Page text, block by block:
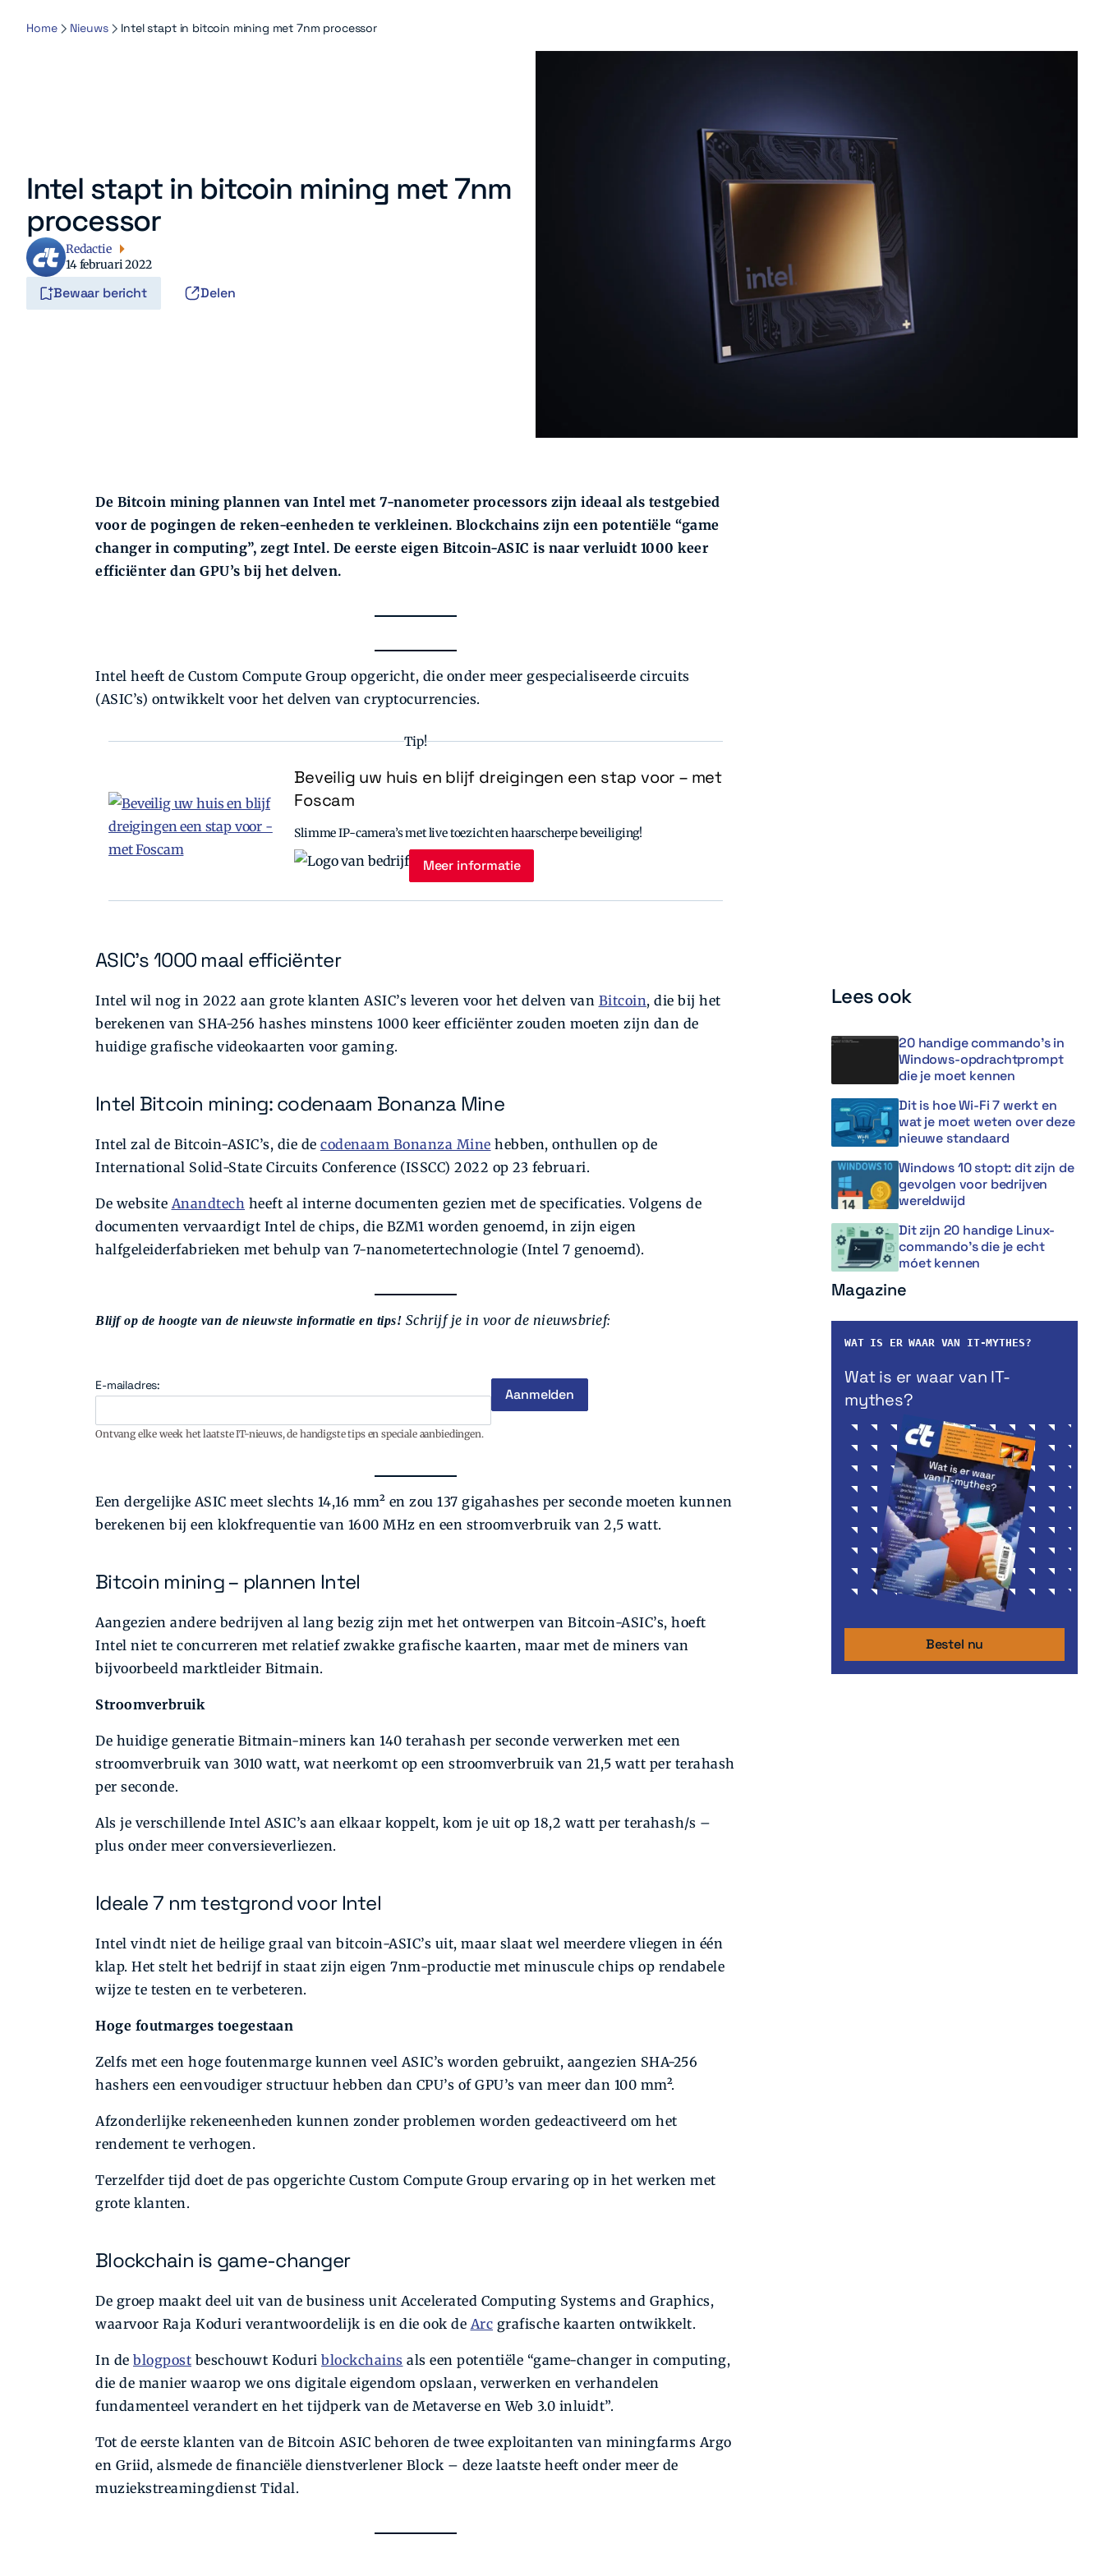
Home Nieuws Intel stapt in bitcoin mining met 7nm processor
Intel stapt in bitcoin mining met 7nm
processor
Redactie
14 februari 2022
Bewaar bericht Delen
De Bitcoin mining plannen van Intel met 7-nanometer processors zijn ideaal als testgebied
voor de pogingen de reken-eenheden te verkleinen. Blockchains zijn een potentiële “game
changer in computing”, zegt Intel. De eerste eigen Bitcoin-ASIC is naar verluidt 1000 keer
efficiënter dan GPU’s bij het delven.
Intel heeft de Custom Compute Group opgericht, die onder meer gespecialiseerde circuits
(ASIC’s) ontwikkelt voor het delven van cryptocurrencies.
Tip!
Beveilig uw huis en blijf dreigingen een stap voor – met
Foscam
Slimme IP-camera’s met live toezicht en haarscherpe beveiliging!
Meer informatie
ASIC's 1000 maal efficiënter
Intel wil nog in 2022 aan grote klanten ASIC’s leveren voor het delven van Bitcoin, die bij het
berekenen van SHA-256 hashes minstens 1000 keer efficiënter zouden moeten zijn dan de
huidige grafische videokaarten voor gaming.
Intel Bitcoin mining: codenaam Bonanza Mine
Intel zal de Bitcoin-ASIC’s, die de codenaam Bonanza Mine hebben, onthullen op de
International Solid-State Circuits Conference (ISSCC) 2022 op 23 februari.
De website Anandtech heeft al interne documenten gezien met de specificaties. Volgens de
documenten vervaardigt Intel de chips, die BZM1 worden genoemd, in zijn eigen
halfgeleiderfabrieken met behulp van 7-nanometertechnologie (Intel 7 genoemd).
Blijf op de hoogte van de nieuwste informatie en tips! Schrijf je in voor de nieuwsbrief:
E-mailadres:
Ontvang elke week het laatste IT-nieuws, de handigste tips en speciale aanbiedingen.
Een dergelijke ASIC meet slechts 14,16 mm² en zou 137 gigahashes per seconde moeten kunnen
berekenen bij een klokfrequentie van 1600 MHz en een stroomverbruik van 2,5 watt.
Bitcoin mining – plannen Intel
Aangezien andere bedrijven al lang bezig zijn met het ontwerpen van Bitcoin-ASIC’s, hoeft
Intel niet te concurreren met relatief zwakke grafische kaarten, maar met de miners van
bijvoorbeeld marktleider Bitmain.
Stroomverbruik
De huidige generatie Bitmain-miners kan 140 terahash per seconde verwerken met een
stroomverbruik van 3010 watt, wat neerkomt op een stroomverbruik van 21,5 watt per terahash
per seconde.
Als je verschillende Intel ASIC’s aan elkaar koppelt, kom je uit op 18,2 watt per terahash/s –
plus onder meer conversieverliezen.
Ideale 7 nm testgrond voor Intel
Intel vindt niet de heilige graal van bitcoin-ASIC’s uit, maar slaat wel meerdere vliegen in één
klap. Het stelt het bedrijf in staat zijn eigen 7nm-productie met minuscule chips op rendabele
wijze te testen en te verbeteren.
Hoge foutmarges toegestaan
Zelfs met een hoge foutenmarge kunnen veel ASIC’s worden gebruikt, aangezien SHA-256
hashers een eenvoudiger structuur hebben dan CPU’s of GPU’s van meer dan 100 mm².
Afzonderlijke rekeneenheden kunnen zonder problemen worden gedeactiveerd om het
rendement te verhogen.
Terzelfder tijd doet de pas opgerichte Custom Compute Group ervaring op in het werken met
grote klanten.
Blockchain is game-changer
De groep maakt deel uit van de business unit Accelerated Computing Systems and Graphics,
waarvoor Raja Koduri verantwoordelijk is en die ook de Arc grafische kaarten ontwikkelt.
In de blogpost beschouwt Koduri blockchains als een potentiële “game-changer in computing,
die de manier waarop we ons digitale eigendom opslaan, verwerken en verhandelen
fundamenteel verandert en het tijdperk van de Metaverse en Web 3.0 inluidt”.
Tot de eerste klanten van de Bitcoin ASIC behoren de twee exploitanten van miningfarms Argo
en Griid, alsmede de financiële dienstverlener Block – deze laatste heeft onder meer de
muziekstreamingdienst Tidal.
Lees ook
20 handige commando’s in
Windows-opdrachtprompt
die je moet kennen
Dit is hoe Wi-Fi 7 werkt en
wat je moet weten over deze
nieuwe standaard
Windows 10 stopt: dit zijn de
gevolgen voor bedrijven
wereldwijd
Dit zijn 20 handige Linux-
commando’s die je echt
móet kennen
Magazine
WAT IS ER WAAR VAN IT-MYTHES?
Wat is er waar van IT-
mythes?
Bestel nu